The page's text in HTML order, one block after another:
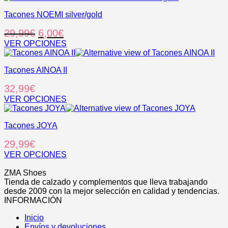
la
de
producto
variantes.
opciones
se
pueden
en
página
de
producto
Tacones NOEMI silver/gold
29,99€ El
precio
original
era:
6,00€El
precio
actual
es:
VER OPCIONES
Este
tiene
variantes.
Las
opciones
pueden
en
la
de
producto
Tacones AINOA II
32,99€
VER OPCIONES
Este
tiene
variantes.
Las
se
pueden
elegir
en
página
Tacones JOYA
29,99€
VER OPCIONES
producto
tiene
múltiples
variantes.
opciones
ZMA Shoes
Tienda de calzado y complementos que lleva trabajando
desde 2009 con la mejor selección en calidad y tendencias.
INFORMACIÓN
Inicio